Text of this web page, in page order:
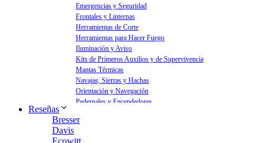
Emergencias y Seguridad
Frontales y Linternas
Herramientas de Corte
Herramientas para Hacer Fuego
Iluminación y Aviso
Kits de Primeros Auxilios y de Supervivencia
Mantas Térmicas
Navajas, Sierras y Hachas
Orientación y Navegación
Pedernales y Encendedores
Aves y Jardín
Bebederos para Aves
Reseñas
Bresser
Davis
Ecowitt